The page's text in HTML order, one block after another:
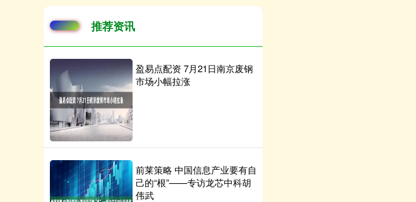
推荐资讯
盈易点配资 7月21日南京废钢
市场小幅拉涨
前莱策略 中国信息产业要有自
己的“根”——专访龙芯中科胡
伟武